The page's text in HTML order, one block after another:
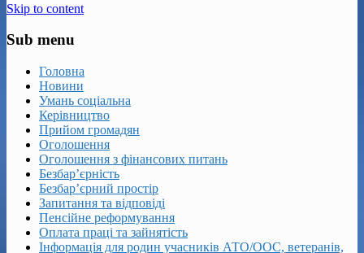
Skip to content
Sub menu
Головна
Новини
Умань соціальна
Керівництво
Прийом громадян
Оголошення
Оголошення з фінансових питань
Безбар’єрність
Безбар’єрний простір
Запитання та відповіді
Пенсійне реформування
Оплата праці та зайнятість
Інформація для родин учасників АТО/ООС, ветеранів,